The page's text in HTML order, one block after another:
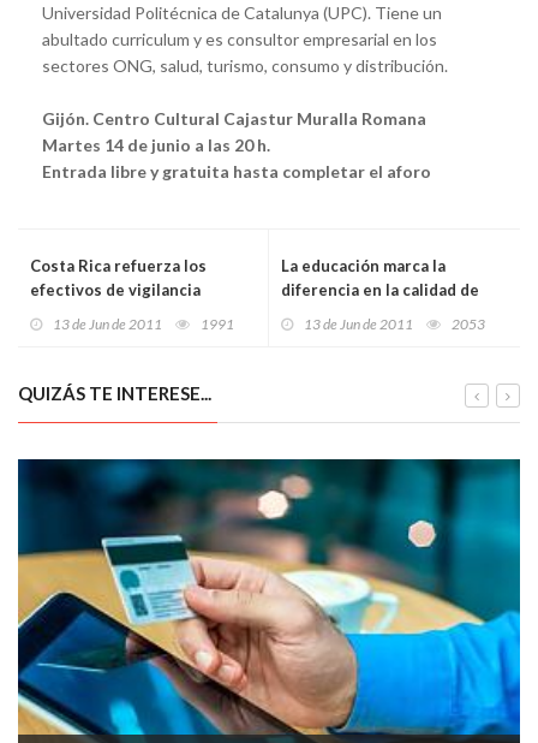
Universidad Politécnica de Catalunya (UPC). Tiene un
abultado curriculum y es consultor empresarial en los
sectores ONG, salud, turismo, consumo y distribución.
Gijón. Centro Cultural Cajastur Muralla Romana
Martes 14 de junio a las 20 h.
Entrada libre y gratuita hasta completar el aforo
Costa Rica refuerza los
efectivos de vigilancia
13 de Jun de 2011 1991
La educación marca la
diferencia en la calidad de
13 de Jun de 2011 2053
QUIZÁS TE INTERESE...